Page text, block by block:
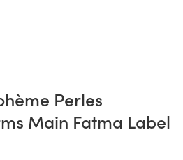
Main Fatma Label